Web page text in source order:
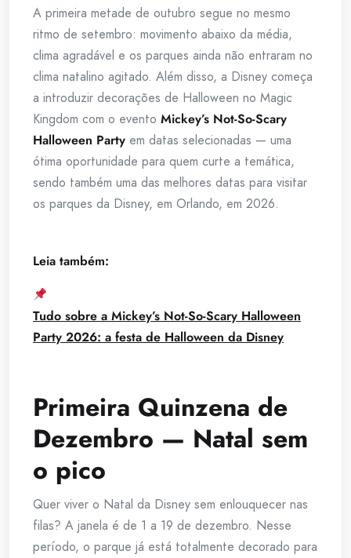
A primeira metade de outubro segue no mesmo
ritmo de setembro: movimento abaixo da média,
clima agradável e os parques ainda não entraram no
clima natalino agitado. Além disso, a Disney começa
a introduzir decorações de Halloween no Magic
Kingdom com o evento Mickey’s Not-So-Scary
Halloween Party em datas selecionadas — uma
ótima oportunidade para quem curte a temática,
sendo também uma das melhores datas para visitar
os parques da Disney, em Orlando, em 2026.
Leia também:
Tudo sobre a Mickey’s Not-So-Scary Halloween
Party 2026: a festa de Halloween da Disney
Primeira Quinzena de
Dezembro — Natal sem
o pico
Quer viver o Natal da Disney sem enlouquecer nas
filas? A janela é de 1 a 19 de dezembro. Nesse
período, o parque já está totalmente decorado para